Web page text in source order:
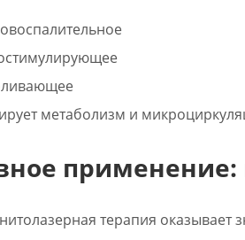
метаболизм и
применение:
терапия оказывает